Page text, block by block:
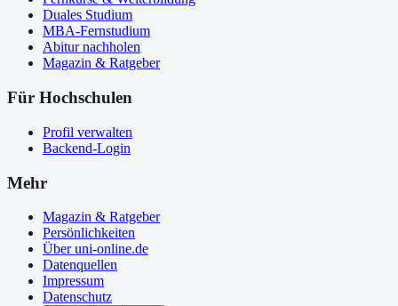
Duales Studium
MBA-Fernstudium
Abitur nachholen
Magazin & Ratgeber
Für Hochschulen
Profil verwalten
Backend-Login
Mehr
Magazin & Ratgeber
Persönlichkeiten
Über uni-online.de
Datenquellen
Impressum
Datenschutz